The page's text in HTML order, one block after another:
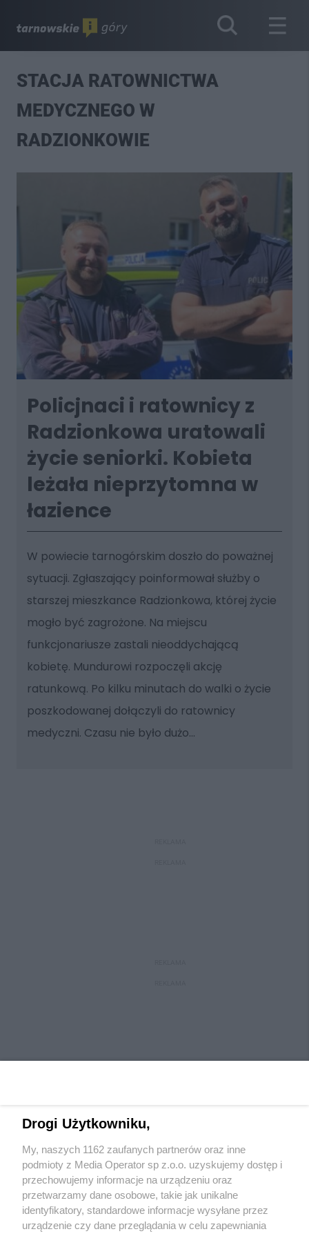
STACJA RATOWNICTWA
MEDYCZNEGO W
RADZIONKOWIE
Policjnaci i ratownicy z
Radzionkowa uratowali
życie seniorki. Kobieta
leżała nieprzytomna w
łazience
W powiecie tarnogórskim doszło do poważnej
sytuacji. Zgłaszający poinformował służby o
starszej mieszkance Radzionkowa, której życie
mogło być zagrożone. Na miejscu
funkcjonariusze zastali nieoddychającą
kobietę. Mundurowi rozpoczęli akcję
ratunkową. Po kilku minutach do walki o życie
poszkodowanej dołączyli do ratownicy
medyczni. Czasu nie było dużo...
Wydawca mediówlokalnych
Drogi Użytkowniku,
My, naszych 1162 zaufanych partnerów oraz inne
podmioty z Media Operator sp z.o.o. uzyskujemy dostęp i
przechowujemy informacje na urządzeniu oraz
przetwarzamy dane osobowe, takie jak unikalne
identyfikatory, standardowe informacje wysyłane przez
urządzenie czy dane przeglądania w celu zapewniania